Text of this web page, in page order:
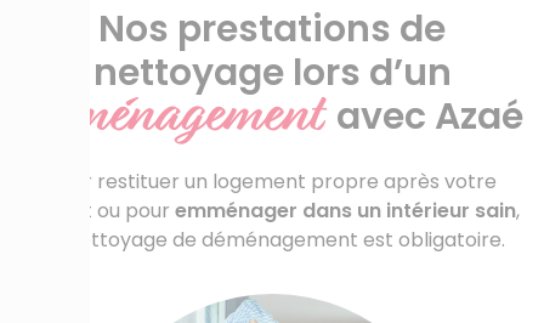
Nos prestations de
nettoyage lors d’un
déménagement avec Azaé
Pour restituer un logement propre après votre
départ ou pour emménager dans un intérieur sain,
un nettoyage de déménagement est obligatoire.